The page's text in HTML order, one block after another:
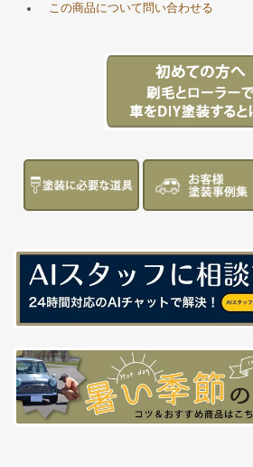
この商品について問い合わせる